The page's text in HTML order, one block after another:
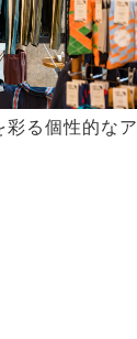
彩る個性的なア